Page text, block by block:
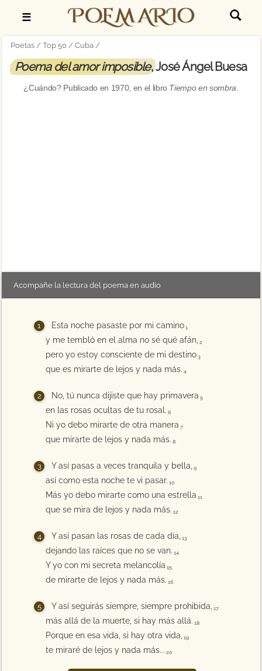
☰
Poetas Top 50 Cuba
Poema del amor imposible, José Ángel Buesa
¿Cuándo? Publicado en 1970, en el libro Tiempo en sombra
Acompañe la lectura del poema en audio
Esta noche pasaste por mi camino 1
y me tembló en el alma no sé qué afán, 2
pero yo estoy consciente de mi destino 3
que es mirarte de lejos y nada más. 4
No, tú nunca dijiste que hay primavera 5
en las rosas ocultas de tu rosal. 6
Ni yo debo mirarte de otra manera 7
que mirarte de lejos y nada más. 8
Y así pasas a veces tranquila y bella, 9
así como esta noche te vi pasar. 10
Más yo debo mirarte como una estrella 11
que se mira de lejos y nada más. 12
Y así pasan las rosas de cada día, 13
dejando las raíces que no se van. 14
Y yo con mi secreta melancolía 15
de mirarte de lejos y nada más. 16
Y así seguirás siempre, siempre prohibida, 17
más allá de la muerte, si hay más allá. 18
Porque en esa vida, si hay otra vida, 19
te miraré de lejos y nada más... 20